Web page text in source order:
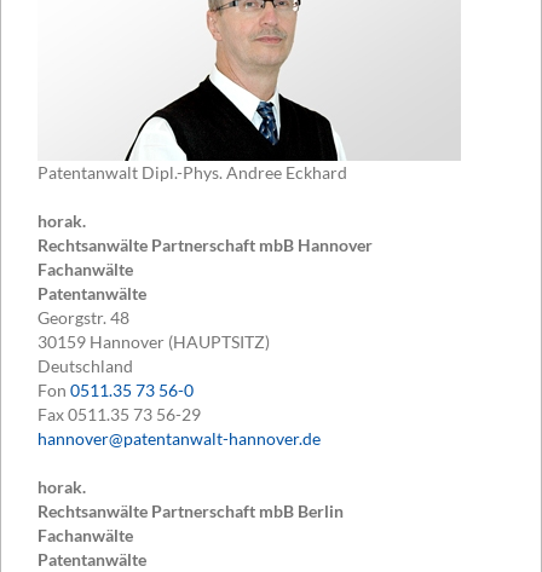
Patentanwalt Dipl.-Phys. Andree Eckhard
horak.
Rechtsanwälte Partnerschaft mbB Hannover
Fachanwälte
Patentanwälte
Georgstr. 48
30159 Hannover (HAUPTSITZ)
Deutschland
Fon 0511.35 73 56-0
Fax0511.35 73 56-29
hannover@patentanwalt-hannover.de
horak.
Rechtsanwälte Partnerschaft mbB Berlin
Fachanwälte
Patentanwälte